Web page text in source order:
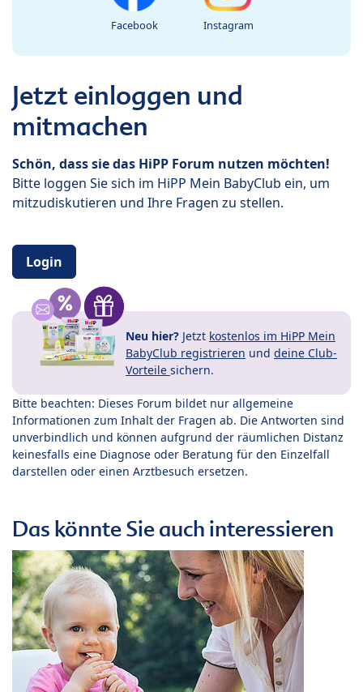
Facebook Instagram
Jetzt einloggen und
mitmachen
Schön, dass sie das HiPP Forum nutzen möchten!
Bitte loggen Sie sich im HiPP Mein BabyClub ein, um
mitzudiskutieren und Ihre Fragen zu stellen.
Login
Neu hier? Jetzt kostenlos im HiPP Mein
BabyClub registrieren und deine Club-
Vorteile sichern.
Bitte beachten: Dieses Forum bildet nur allgemeine
Informationen zum Inhalt der Fragen ab. Die Antworten sind
unverbindlich und können aufgrund der räumlichen Distanz
keinesfalls eine Diagnose oder Beratung für den Einzelfall
darstellen oder einen Arztbesuch ersetzen.
Das könnte Sie auch interessieren